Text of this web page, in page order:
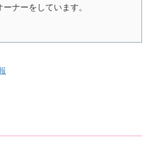
ナーをしています。